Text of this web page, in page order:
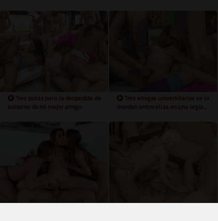
Tres putas para la despedida de
solteros de mi mejor amigo
Tres amigas universitarias se lo
montan entre ellas en una orgia